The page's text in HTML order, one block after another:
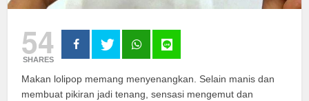
54
SHARES
Makan lolipop memang menyenangkan. Selain manis dan
membuat pikiran jadi tenang, sensasi mengemut dan